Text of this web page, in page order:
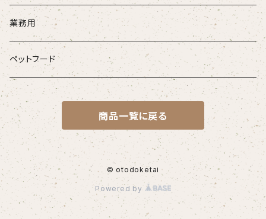
業務用
ペットフード
商品一覧に戻る
© otodoketai
Powered by